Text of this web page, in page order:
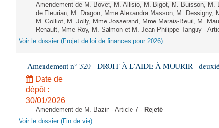
Amendement de M. Bovet, M. Allisio, M. Bigot, M. Buisson, M.
de Fleurian, M. Dragon, Mme Alexandra Masson, M. Dessigny,
M. Golliot, M. Jolly, Mme Josserand, Mme Marais-Beuil, M.
Renault, Mme Roy, M. Salmon et M. Jean-Philippe Tanguy -
Voir le dossier (Projet de loi de finances pour 2026)
Amendement n° 320 - DROIT À L'AIDE À MOURIR -
Date de
dépôt :
30/01/2026
Amendement de M. Bazin - Article 7 - Rejeté
Voir le dossier (Fin de vie)